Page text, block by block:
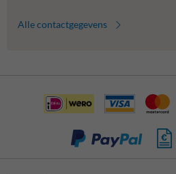
Alle contactgegevens